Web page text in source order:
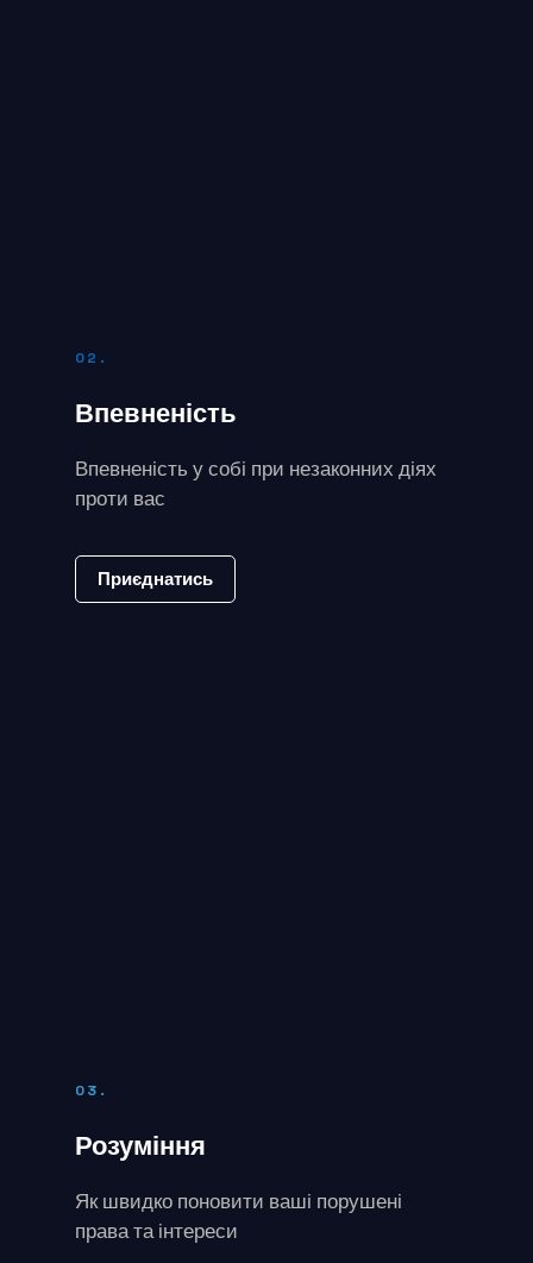
02.
Впевненість
Впевненість у собі при незаконних діях
проти вас
Приєднатись
03.
Розуміння
Як швидко поновити ваші порушені
права та інтереси